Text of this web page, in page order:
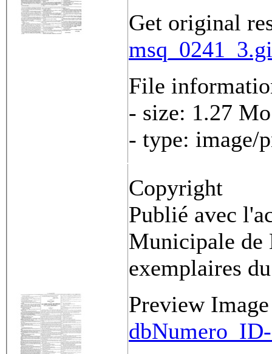
Get original
File
- size: 1.27 Mo
- type: image/
Copyright
Publié avec
Municipale de
exemplaires
Preview Image